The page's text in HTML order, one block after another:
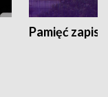
Pamięć